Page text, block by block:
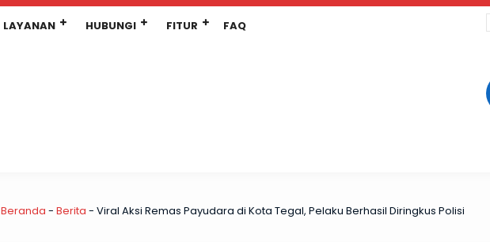
LAYANAN HUBUNGI FITUR FAQ
Beranda - Berita - Viral Aksi Remas Payudara di Kota Tegal, Pelaku Berhasil Diringkus Polisi